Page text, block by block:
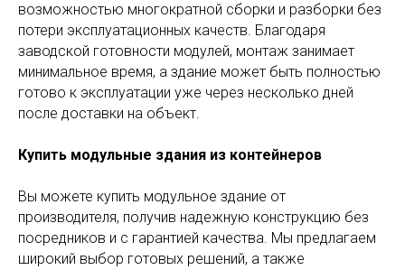
возможностью многократной сборки и разборки без
потери эксплуатационных качеств. Благодаря
заводской готовности модулей, монтаж занимает
минимальное время, а здание может быть полностью
готово к эксплуатации уже через несколько дней
после доставки на объект.
Купить модульные здания из контейнеров
Вы можете купить модульное здание от
производителя, получив надежную конструкцию без
посредников и с гарантией качества. Мы предлагаем
широкий выбор готовых решений, а также